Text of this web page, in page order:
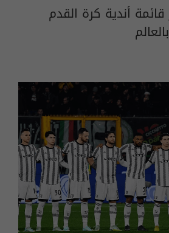
أندية كرة القدم